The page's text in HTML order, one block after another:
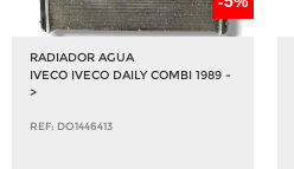
RADIADOR AGUA
IVECO IVECO DAILY COMBI 1989 -
>
REF: DO1446413